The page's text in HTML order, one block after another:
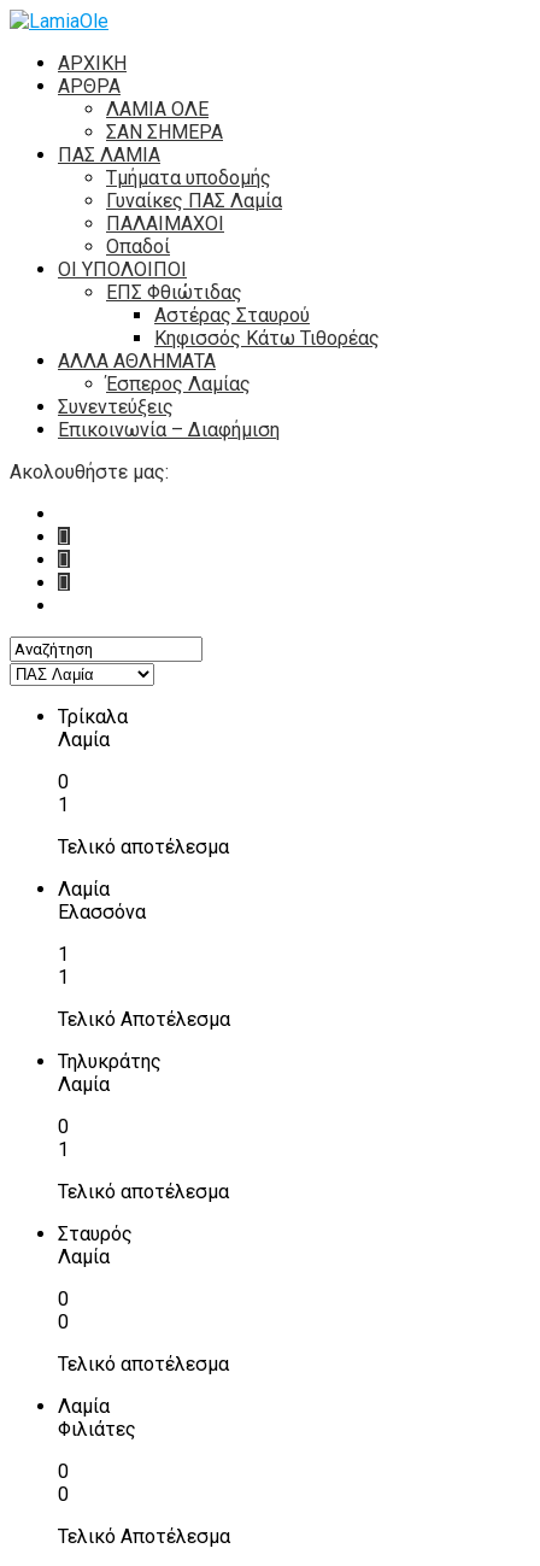
ΑΡΧΙΚΗ
ΑΡΘΡΑ
ΛΑΜΙΑ ΟΛΕ
ΣΑΝ ΣΗΜΕΡΑ
ΠΑΣ ΛΑΜΙΑ
Τμήματα υποδομής
Γυναίκες ΠΑΣ Λαμία
ΠΑΛΑΙΜΑΧΟΙ
Οπαδοί
ΟΙ ΥΠΟΛΟΙΠΟΙ
ΕΠΣ Φθιώτιδας
Αστέρας Σταυρού
Κηφισσός Κάτω Τιθορέας
ΑΛΛΑ ΑΘΛΗΜΑΤΑ
Έσπερος Λαμίας
Συνεντεύξεις
Επικοινωνία – Διαφήμιση
Ακολουθήστε μας:
Τρίκαλα
Λαμία
0
1
Τελικό αποτέλεσμα
Λαμία
Ελασσόνα
1
1
Τελικό Αποτέλεσμα
Τηλυκράτης
Λαμία
0
1
Τελικό αποτέλεσμα
Σταυρός
Λαμία
0
0
Τελικό αποτέλεσμα
Λαμία
Φιλιάτες
0
0
Τελικό Αποτέλεσμα